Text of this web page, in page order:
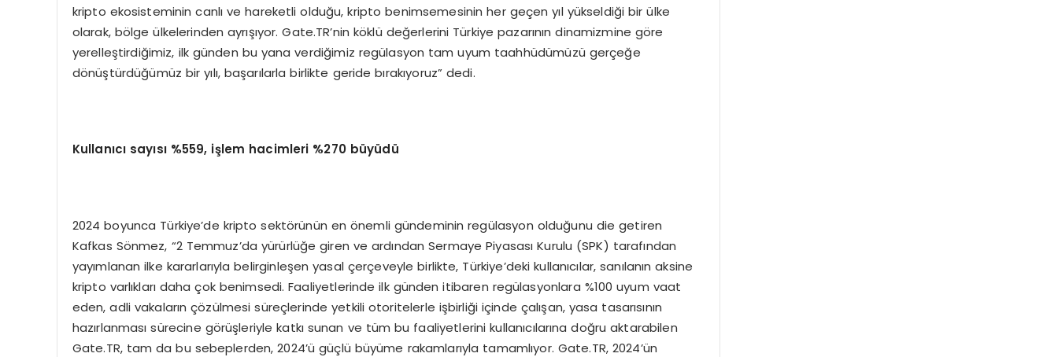
kripto ekosisteminin canlı ve hareketli olduğu, kripto benimsemesinin her geçen yıl yükseldiği bir ülke
olarak, bölge ülkelerinden ayrışıyor. Gate.TR’nin köklü değerlerini Türkiye pazarının dinamizmine göre
yerelleştirdiğimiz, ilk günden bu yana verdiğimiz regülasyon tam uyum taahhüdümüzü gerçeğe
dönüştürdüğümüz bir yılı, başarılarla birlikte geride bırakıyoruz” dedi.
Kullanıcı sayısı %559, işlem hacimleri %270 büyüdü
2024 boyunca Türkiye’de kripto sektörünün en önemli gündeminin regülasyon olduğunu die getiren
Kafkas Sönmez, “2 Temmuz’da yürürlüğe giren ve ardından Sermaye Piyasası Kurulu (SPK) tarafından
yayımlanan ilke kararlarıyla belirginleşen yasal çerçeveyle birlikte, Türkiye’deki kullanıcılar, sanılanın aksine
kripto varlıkları daha çok benimsedi. Faaliyetlerinde ilk günden itibaren regülasyonlara %100 uyum vaat
eden, adli vakaların çözülmesi süreçlerinde yetkili otoritelerle işbirliği içinde çalışan, yasa tasarısının
hazırlanması sürecine görüşleriyle katkı sunan ve tüm bu faaliyetlerini kullanıcılarına doğru aktarabilen
Gate.TR, tam da bu sebeplerden, 2024’ü güçlü büyüme rakamlarıyla tamamlıyor. Gate.TR, 2024’ün